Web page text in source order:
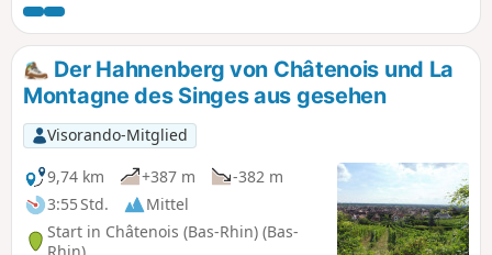
die gesamte Ebene auf 755 m Höhe. Es
ist unmöglich, an diesem Wahrzeichen
vorbeizugehen, das zu den
meistbesuchten Sehenswürdigkeiten
der Region gehört. Diese
Sehenswürdigkeit ist auch der
Ausgangs- und Endpunkt zahlreicher
Wanderungen. Sie bietet allen
Naturliebhabern eine wahre Vielfalt an
Wegen mit bemerkenswerten
Landschaften und lässt sie erhabene
Der Hahnenberg von Châtenois und La
Montagne des Singes aus gesehen
Visorando-Mitglied
9,74 km
+387 m
-382 m
3:55 Std.
Mittel
Start in Châtenois (Bas-Rhin) (Bas-